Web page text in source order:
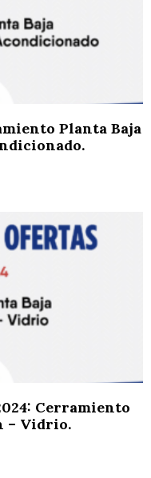
Planta Baja
Cerramiento
– Vidrio.